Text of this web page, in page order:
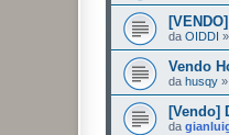
da OIDDI »
Vendo
da husqy »
[Vendo]
da